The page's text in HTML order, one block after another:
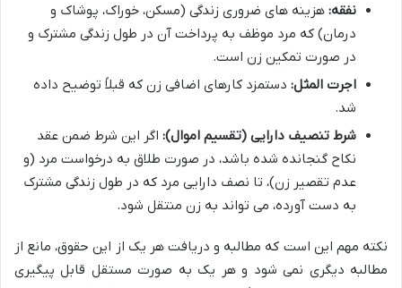
نفقه: هزینه های ضروری زندگی (مسکن، خوراک، پوشاک و
درمان) که مرد موظف به پرداخت آن در طول زندگی مشترک و
در صورت تمکین زن است.
اجرت المثل: دستمزد کارهای اضافی زن که قبلاً توضیح داده
شد.
شرط تنصیف دارایی (تقسیم اموال): اگر این شرط ضمن عقد
نکاح گنجانده شده باشد، در صورت طلاق به درخواست مرد (و
عدم تقصیر زن)، تا نصف دارایی مرد که در طول زندگی مشترک
به دست آورده، می تواند به زن منتقل شود.
نکته مهم این است که مطالبه و دریافت هر یک از این حقوق، مانع از
مطالبه دیگری نمی شود و هر یک به صورت مستقل قابل پیگیری